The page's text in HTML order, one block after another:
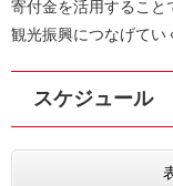
寄付金を活用すること
観光振興につなげてい
スケジュール